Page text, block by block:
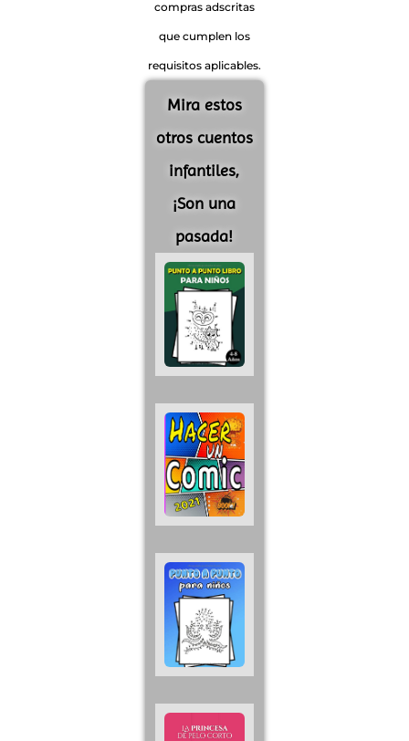
compras adscritas
que cumplen los
requisitos aplicables.
Mira estos
otros cuentos
infantiles,
¡Son una
pasada!